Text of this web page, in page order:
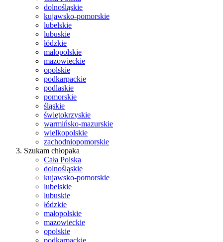
dolnośląskie
kujawsko-pomorskie
lubelskie
lubuskie
łódzkie
małopolskie
mazowieckie
opolskie
podkarpackie
podlaskie
pomorskie
śląskie
świętokrzyskie
warmińsko-mazurskie
wielkopolskie
zachodniopomorskie
Szukam chłopaka
Cała Polska
dolnośląskie
kujawsko-pomorskie
lubelskie
lubuskie
łódzkie
małopolskie
mazowieckie
opolskie
podkarpackie